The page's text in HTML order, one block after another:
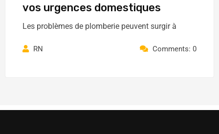
vos urgences domestiques
Les problèmes de plomberie peuvent surgir à
RN Comments: 0